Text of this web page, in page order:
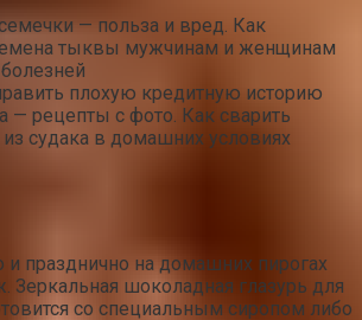
— польза и вред. Как
тыквы мужчинам и женщинам
плохую кредитную историю
— рецепты с фото. Как сварить
судака в домашних условиях
и празднично на домашних пирогах
Зеркальная шоколадная глазурь для
со специальным сиропом либо